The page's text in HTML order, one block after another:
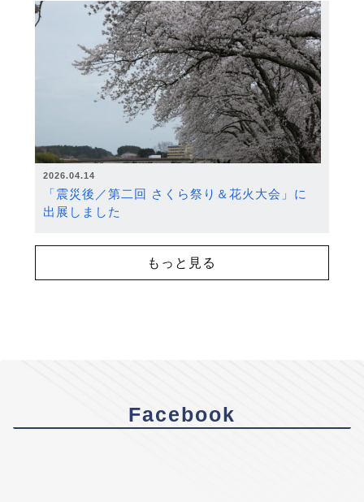
2026.04.14
「震災後／第二回 さくら祭り＆花火大会」に
出展しました
もっと見る
Facebook